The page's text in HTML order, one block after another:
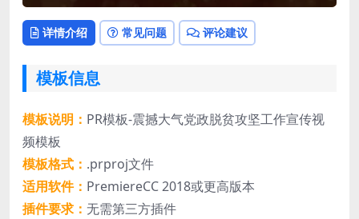
详情介绍 常见问题 评论建议
模板信息
模板说明： PR模板-震撼大气党政脱贫攻坚工作宣传视
频模板
模板格式： .prproj文件
适用软件： PremiereCC 2018或更高版本
插件要求： 无需第三方插件